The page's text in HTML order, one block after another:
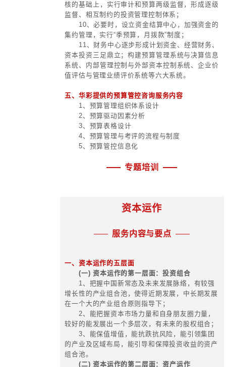
从预算编制、预算执行、预算调
评。预算执行、调控和考评流程也不
在广泛参与基础上的价值认同和变革
进下的全员执行力，才能保证预算管
运转。
缺陷一：将预算与计划相混淆，
计划，没有根据计划量化到月份或季
足以作为管理与考核的依据；
缺陷二：没有预算作为依据，支
区分正常的和例外的支出，高层管理
法适应复杂多变的经营环境要求。财
算没有按照成本动因进行分解，单纯
缺陷四：缺乏相应的预算考核制
不能成为集团的“硬约束”，使预算失
威性和严肃性；
缺陷五：在分析预算执行情况时
与执行情况进行简单的比例计算，而
异进行深入的、定量的分析，难以确
生的原因，无法把预算执行情况与集
机的联系在一起；
缺陷六：集团不能根据自身的基
合的预算方法，盲目实施复杂的预算